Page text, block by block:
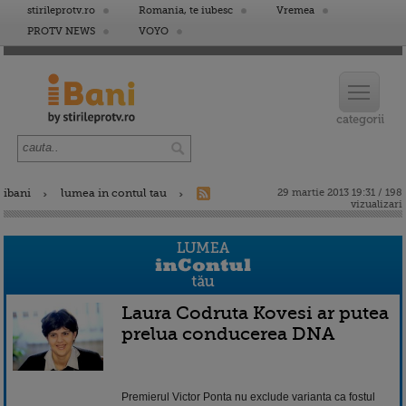
stirileprotv.ro Romania, te iubesc
Vremea
PROTV NEWS
VOYO
ibani lumea in contul tau
29 martie 2013 19:31 / 198
vizualizari
Laura Codruta Kovesi ar putea
prelua conducerea DNA
Premierul Victor Ponta nu exclude varianta ca fostul